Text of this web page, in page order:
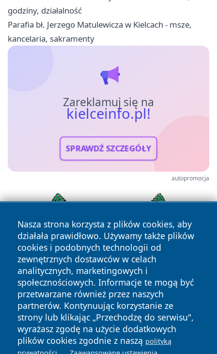
godziny, działalność
Parafia bł. Jerzego Matulewicza w Kielcach - msze,
kancelaria, sakramenty
Zareklamuj się na
kielceinfo.pl!
SPRAWDŹ SZCZEGÓŁY
autopromocja
Nasza strona korzysta z plików cookies, aby
działała prawidłowo. Używamy także plików
cookies i podobnych technologii od
zewnętrznych dostawców w celach
analitycznych, marketingowych i
społecznościowych. Informacje te mogą być
przetwarzane również przez naszych
partnerów. Kontynuując korzystanie ze
strony lub klikając „Przechodzę do serwisu",
wyrażasz zgodę na użycie dodatkowych
plików cookies zgodnie z naszą polityką
Copyright © 2026 kielceinfo.pl Wszystkie prawa zastrzeżone.
News Autorzy
Polityka
Prywatności
Polityka
Cookies